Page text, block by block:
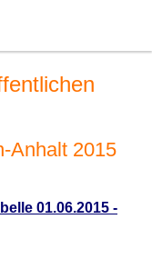
Anhalt 2015
01.06.2015 -